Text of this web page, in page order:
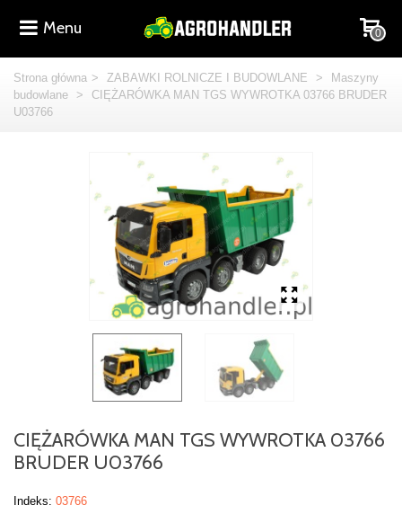
Menu 0
Strona główna > ZABAWKI ROLNICZE I BUDOWLANE >
Maszyny
budowlane
>
CIĘŻARÓWKA MAN TGS WYWROTKA 03766 BRUDER
U03766
CIĘŻARÓWKA MAN TGS WYWROTKA 03766
BRUDER U03766
Indeks: 03766